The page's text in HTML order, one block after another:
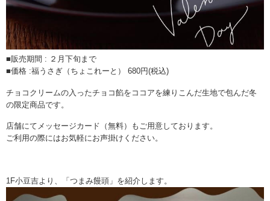
■販売期間 : ２月下旬まで
■価格 :福うさぎ（ちょこれーと） 680円(税込)
チョコクリームの入ったチョコ餡をココアを練りこんだ生地で包んだ冬
の限定商品です。
店舗にてメッセージカード（無料）もご用意しております。
ご利用の際にはお気軽にお声掛けください。
1F小豆吉より、「つまみ饅頭」を紹介します。